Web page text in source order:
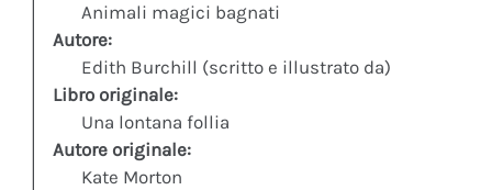
Animali magici bagnati
Autore:
Edith Burchill (scritto e illustrato da)
Libro originale:
Una lontana follia
Autore originale:
Kate Morton